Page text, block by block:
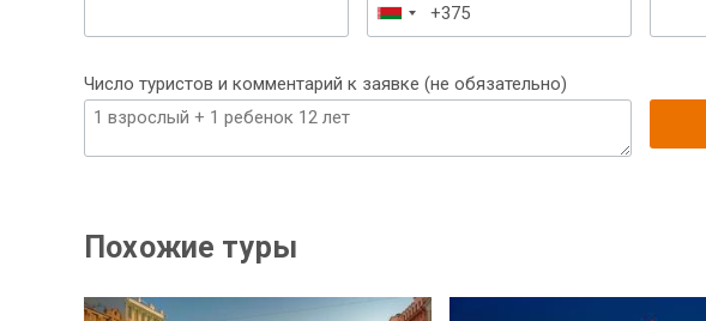
Беларусь
+375
Число туристов и комментарий к заявке (не обязательно)
Похожие туры